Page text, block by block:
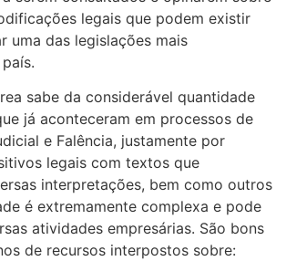
legais que podem existir
uma das legislações mais
sabe da considerável quantidade
já aconteceram em processos de
e Falência, justamente por
legais com textos que
interpretações, bem como outros
é extremamente complexa e pode
atividades empresárias. São bons
de recursos interpostos sobre: